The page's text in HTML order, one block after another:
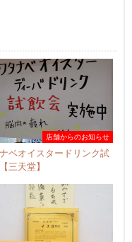
店舗からのお知らせ
ベオイスタードリンク試
三天堂】